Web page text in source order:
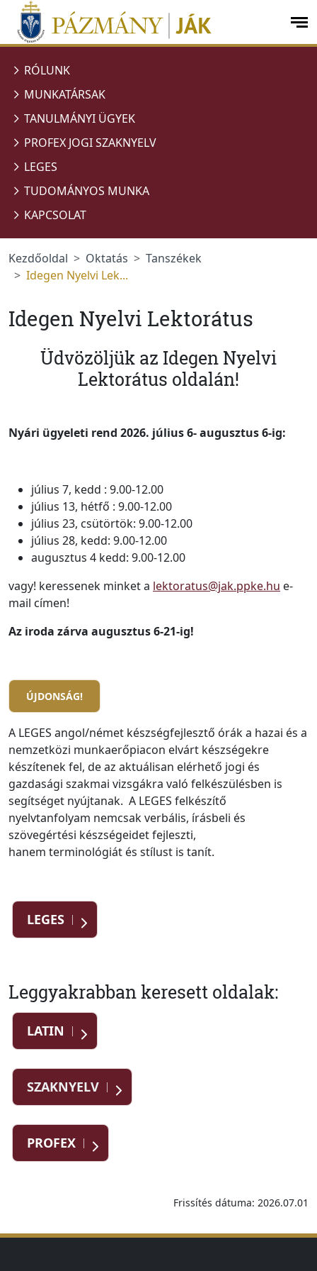
Ugrás a menüre
Ugrás a tartalomra
RÓLUNK
MUNKATÁRSAK
TANULMÁNYI ÜGYEK
PROFEX JOGI SZAKNYELV
LEGES
TUDOMÁNYOS MUNKA
KAPCSOLAT
Kezdőoldal Oktatás
Tanszékek
Idegen Nyelvi Lek...
Idegen Nyelvi Lektorátus
Üdvözöljük az Idegen Nyelvi
Lektorátus oldalán!
Nyári ügyeleti rend 2026. július 6- augusztus 6-ig:
július 7, kedd : 9.00-12.00
július 13, hétfő : 9.00-12.00
július 23, csütörtök: 9.00-12.00
július 28, kedd: 9.00-12.00
augusztus 4 kedd: 9.00-12.00
vagy! keressenek minket a lektoratus@jak.ppke.hu e-
mail címen!
Az iroda zárva augusztus 6-21-ig!
ÚJDONSÁG!
A LEGES angol/német készségfejlesztő órák a hazai és a
nemzetközi munkaerőpiacon elvárt készségekre
készítenek fel, de az aktuálisan elérhető jogi és
gazdasági szakmai vizsgákra való felkészülésben is
segítséget nyújtanak. A LEGES felkészítő
nyelvtanfolyam nemcsak verbális, írásbeli és
szövegértési készségeidet fejleszti,
hanem terminológiát és stílust is tanít.
LEGES
Leggyakrabban keresett oldalak:
LATIN
SZAKNYELV
PROFEX
Frissítés dátuma: 2026.07.01